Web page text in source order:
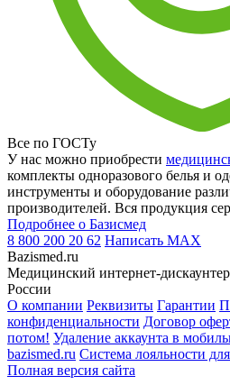
Все по ГОСТу
У нас можно приобрести
комплекты одноразового белья и
инструменты и оборудование
производителей. Вся продукция
Подробнее о Базисмед
8 800 200 20 62 Написать MAX
Bazismed.ru
Медицинский интернет-
России
О компании Реквизиты Гарантии
конфиденциальности Договор
потом! Удаление аккаунта в
bazismed.ru Система лояльности
Полная версия сайта